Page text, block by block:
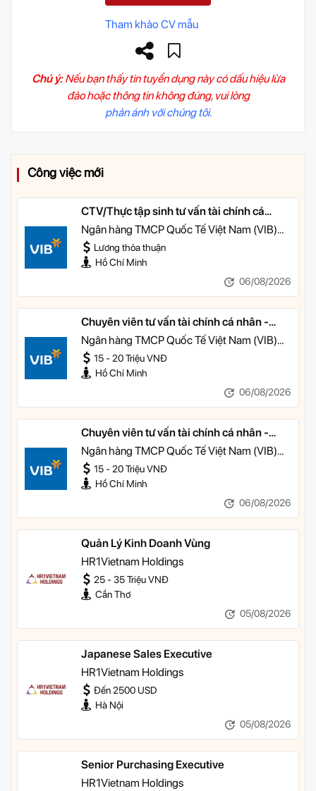
Tham khảo CV mẫu
Chú ý:Nếu bạn thấy tin tuyển dụng này có dấu hiệu lừa
đảo hoặc thông tin không đúng, vui lòng
phản ánh với chúng tôi.
Công việc mới
CTV/Thực tập sinh tư vấn tài chính cá
nhân
Ngân hàng TMCP Quốc Tế Việt Nam (VIB)
TP HCM
Lương thỏa thuận
Hồ Chí Minh
06/08/2026
Chuyên viên tư vấn tài chính cá nhân -
Quản lý Khách hàng Cá nhân
Ngân hàng TMCP Quốc Tế Việt Nam (VIB)
TP HCM
15 - 20 Triệu VNĐ
Hồ Chí Minh
06/08/2026
Chuyên viên tư vấn tài chính cá nhân -
Quản lý Khách hàng Ưu tiên
Ngân hàng TMCP Quốc Tế Việt Nam (VIB)
TP HCM
15 - 20 Triệu VNĐ
Hồ Chí Minh
06/08/2026
Quản Lý Kinh Doanh Vùng
HR1Vietnam Holdings
25 - 35 Triệu VNĐ
Cần Thơ
05/08/2026
Japanese Sales Executive
HR1Vietnam Holdings
Đến 2500 USD
Hà Nội
05/08/2026
Senior Purchasing Executive
HR1Vietnam Holdings